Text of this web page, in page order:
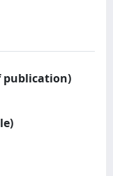
publication)